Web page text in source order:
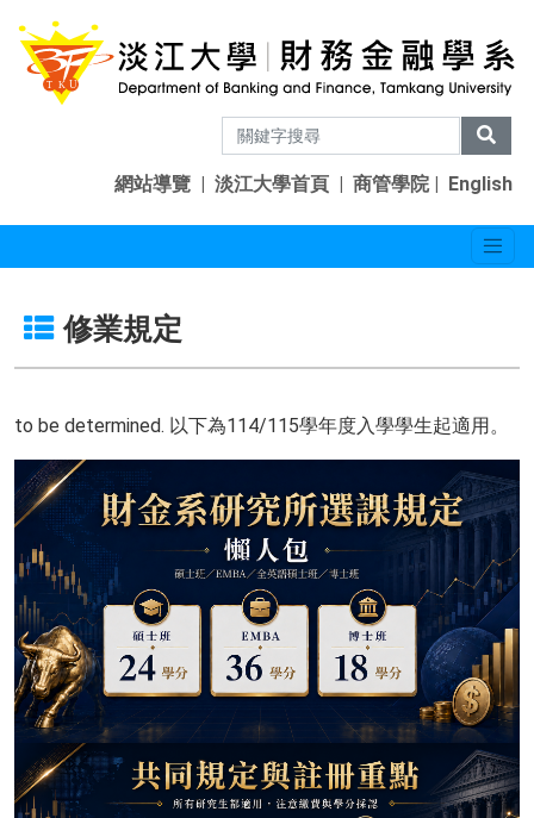
網站導覽 | 淡江大學首頁 | 商管學院| English
修業規定
to be determined. 以下為114/115學年度入學學生起適用。